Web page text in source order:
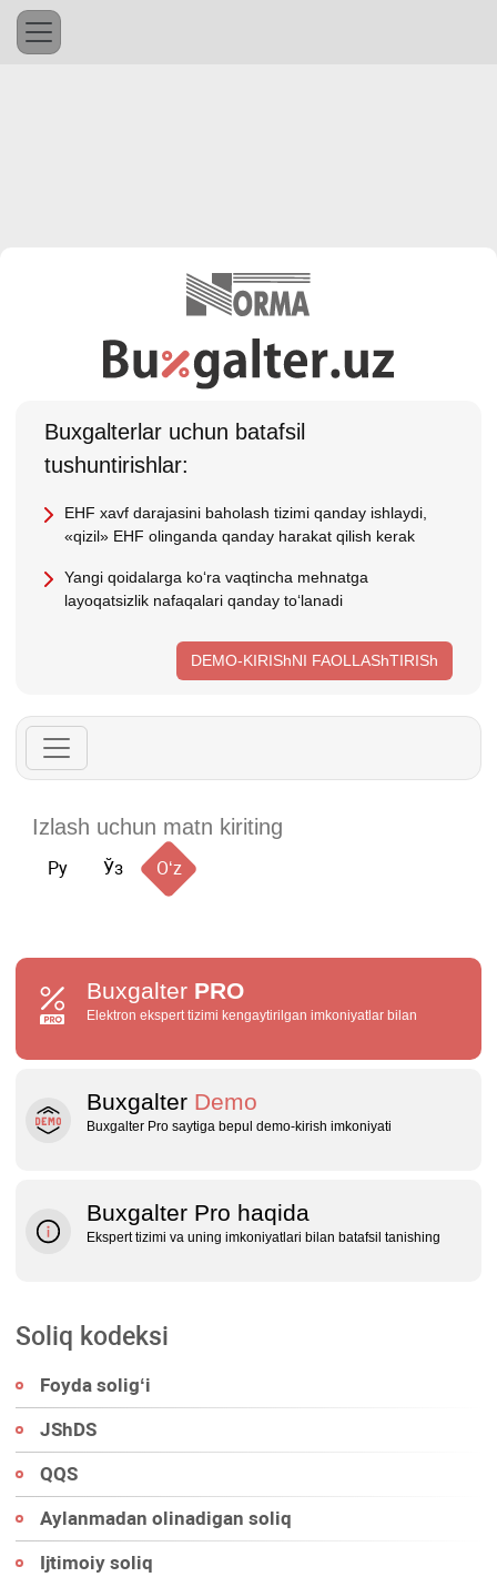
Buхgalterlar uchun batafsil
tushuntirishlar:
EHF хavf darajasini baholash tizimi qanday ishlaydi,
«qizil» EHF olinganda qanday harakat qilish kerak
Yangi qoidalarga koʻra vaqtincha mehnatga
layoqatsizlik nafaqalari qanday toʻlanadi
DEMO-KIRIShNI FAOLLAShTIRISh
Ру Ўз Oʻz
Buxgalter PRO
Elektron ekspert tizimi kengaytirilgan imkoniyatlar bilan
Buxgalter Demo
Buxgalter Pro saytiga bepul demo‑kirish imkoniyati
Buxgalter Pro haqida
Ekspert tizimi va uning imkoniyatlari bilan batafsil tanishing
Soliq kodeksi
Foyda soligʻi
JShDS
QQS
Aylanmadan olinadigan soliq
Ijtimoiy soliq